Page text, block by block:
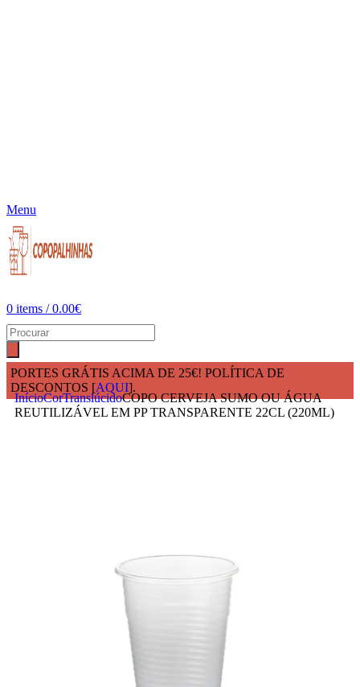
Menu
0 items / 0.00€
PORTES GRÁTIS ACIMA DE 25€! POLÍTICA DE
DESCONTOS [AQUI].
InícioCorTranslúcidoCOPO CERVEJA SUMO OU ÁGUA
REUTILIZÁVEL EM PP TRANSPARENTE 22CL (220ML)